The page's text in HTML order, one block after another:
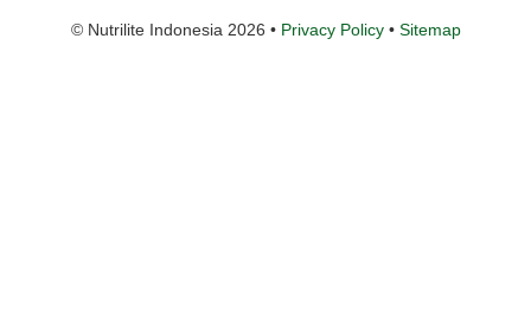
© Nutrilite Indonesia 2026 • Privacy Policy• Sitemap